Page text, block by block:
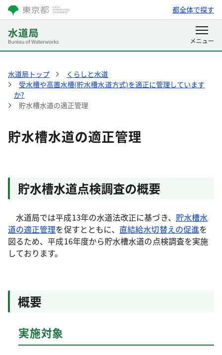
都全体で探す
水道局トップ
くらしと水道
受水槽や高置水槽(貯水槽水道方式)を適正に管理しています
か?
貯水槽水道の適正管理
貯水槽水道の適正管理
貯水槽水道点検調査の概要
水道局では平成13年の水道法改正に基づき、 貯水槽水
道の適正管理を促すとともに、 直結給水切替えの促進を
図るため、平成16年度から貯水槽水道の点検調査を実施
しております。
概要
実施対象